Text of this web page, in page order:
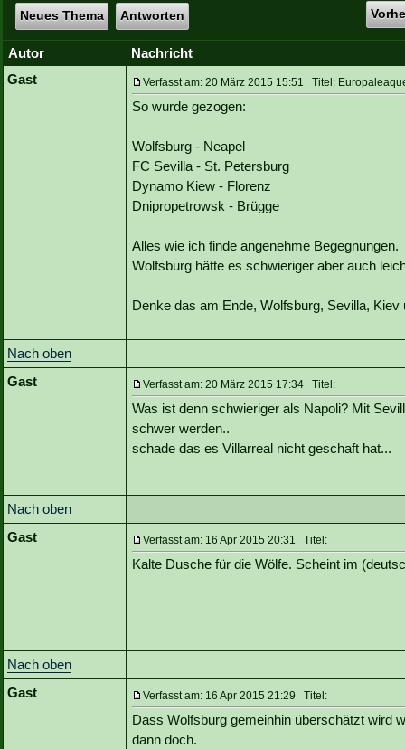
Neues Thema Antworten
Autor
Nachricht
Gast
Verfasst am: 20 März 2015 15:51 Titel:
So wurde gezogen:
Wolfsburg - Neapel
FC Sevilla - St. Petersburg
Dynamo Kiew - Florenz
Dnipropetrowsk - Brügge
Alles wie ich finde angenehme Begegnungen.
Wolfsburg hätte es schwieriger aber auch
Denke das am Ende, Wolfsburg, Sevilla,
Nach oben
Gast
Verfasst am: 20 März 2015 17:34 Titel:
Was ist denn schwieriger als Napoli? Mit
schwer werden..
schade das es Villarreal nicht geschaft hat...
Nach oben
Gast
Verfasst am: 16 Apr 2015 20:31 Titel:
Kalte Dusche für die Wölfe. Scheint im
Nach oben
Gast
Verfasst am: 16 Apr 2015 21:29 Titel:
Dass Wolfsburg gemeinhin überschätzt wird
dann doch.